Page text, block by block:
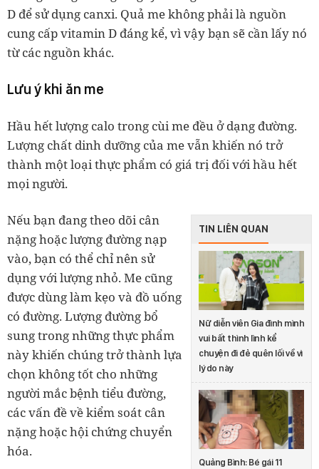
D để sử dụng canxi. Quả me không phải là nguồn
cung cấp vitamin D đáng kể, vì vậy bạn sẽ cần lấy nó
từ các nguồn khác.
Lưu ý khi ăn me
Hầu hết lượng calo trong cùi me đều ở dạng đường.
Lượng chất dinh dưỡng của me vẫn khiến nó trở
thành một loại thực phẩm có giá trị đối với hầu hết
mọi người.
TIN LIÊN QUAN
Nữ diễn viên Gia đình mình
vui bất thình lình kể
chuyện đi đẻ quên lối về vì
lý do này
Quảng Bình: Bé gái 11
Nếu bạn đang theo dõi cân
nặng hoặc lượng đường nạp
vào, bạn có thể chỉ nên sử
dụng với lượng nhỏ. Me cũng
được dùng làm kẹo và đồ uống
có đường. Lượng đường bổ
sung trong những thực phẩm
này khiến chúng trở thành lựa
chọn không tốt cho những
người mắc bệnh tiểu đường,
các vấn đề về kiểm soát cân
nặng hoặc hội chứng chuyển
hóa.